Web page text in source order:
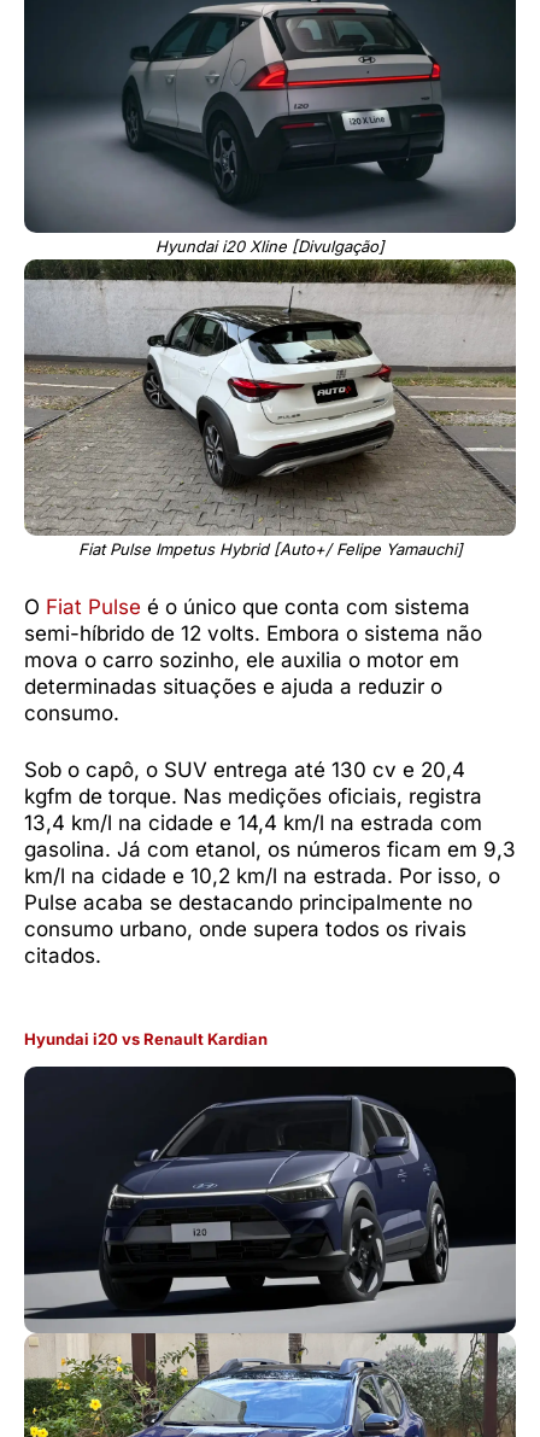
Hyundai i20 Xline [Divulgação]
Fiat Pulse Impetus Hybrid [Auto+/ Felipe Yamauchi]
O Fiat Pulse é o único que conta com sistema
semi-híbrido de 12 volts. Embora o sistema não
mova o carro sozinho, ele auxilia o motor em
determinadas situações e ajuda a reduzir o
consumo.
Sob o capô, o SUV entrega até 130 cv e 20,4
kgfm de torque. Nas medições oficiais, registra
13,4 km/l na cidade e 14,4 km/l na estrada com
gasolina. Já com etanol, os números ficam em 9,3
km/l na cidade e 10,2 km/l na estrada. Por isso, o
Pulse acaba se destacando principalmente no
consumo urbano, onde supera todos os rivais
citados.
Hyundai i20vs Renault Kardian